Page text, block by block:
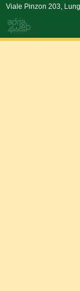
Viale Pinzon 203,